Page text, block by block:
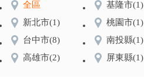
全區 基隆市(1)
新北市(1) 桃園市(1)
台中市(8) 南投縣(1)
高雄市(2) 屏東縣(1)